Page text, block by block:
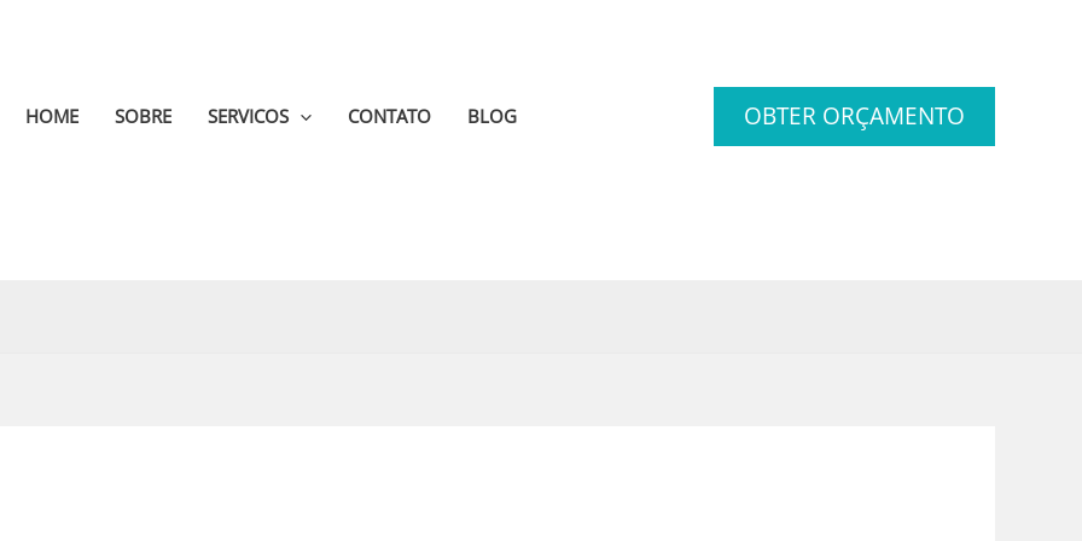
HOME SOBRE SERVICOS CONTATO BLOG OBTER ORÇAMENTO